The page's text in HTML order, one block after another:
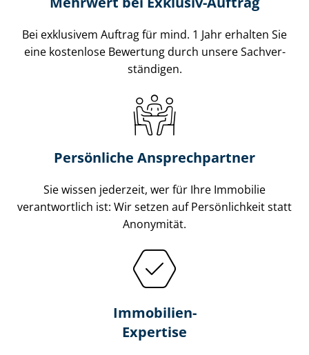
Bei exklusivem Auftrag für mind. 1 Jahr erhalten Sie
eine kostenlose Bewertung durch unsere Sach­ver­
stän­di­gen.
Persönliche Ansprechpartner
Sie wissen jederzeit, wer für Ihre Immobilie
verantwortlich ist: Wir setzen auf Persönlichkeit statt
Anonymität.
Immobilien-
Expertise